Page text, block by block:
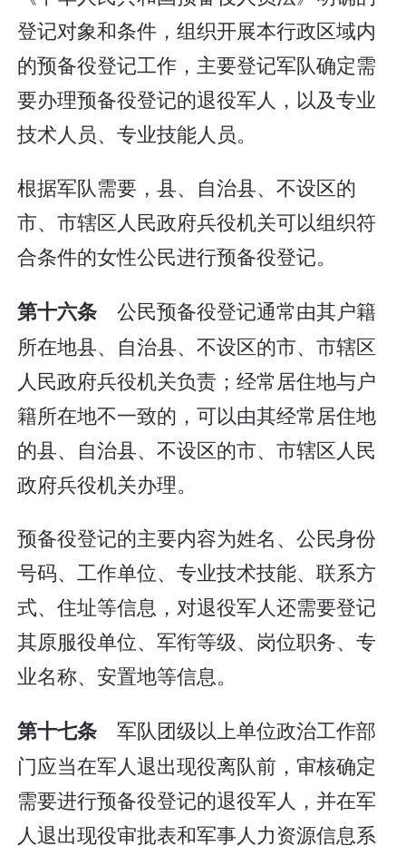
登记对象和条件，组织开展本行政区域内
的预备役登记工作，主要登记军队确定需
要办理预备役登记的退役军人，以及专业
技术人员、专业技能人员。
根据军队需要，县、自治县、不设区的
市、市辖区人民政府兵役机关可以组织符
合条件的女性公民进行预备役登记。
第十六条公民预备役登记通常由其户籍
所在地县、自治县、不设区的市、市辖区
人民政府兵役机关负责；经常居住地与户
籍所在地不一致的，可以由其经常居住地
的县、自治县、不设区的市、市辖区人民
政府兵役机关办理。
预备役登记的主要内容为姓名、公民身份
号码、工作单位、专业技术技能、联系方
式、住址等信息，对退役军人还需要登记
其原服役单位、军衔等级、岗位职务、专
业名称、安置地等信息。
第十七条军队团级以上单位政治工作部
门应当在军人退出现役离队前，审核确定
需要进行预备役登记的退役军人，并在军
人退出现役审批表和军事人力资源信息系